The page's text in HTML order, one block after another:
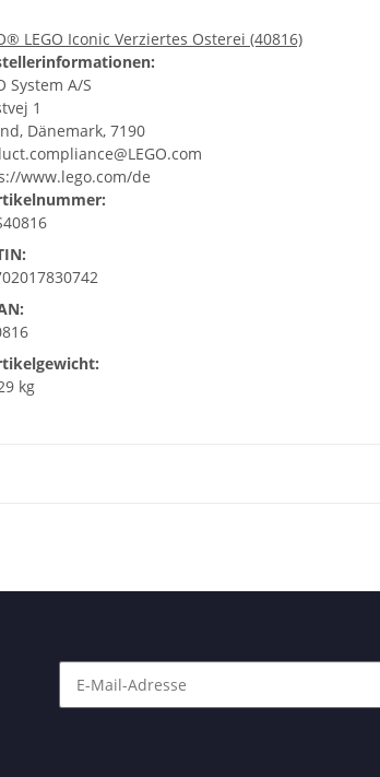
LEGO Iconic Verziertes Osterei (40816)
System A/S
1
Dänemark, 7190
www.lego.com/de
kg